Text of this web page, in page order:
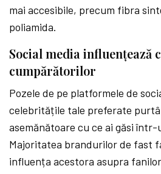
mai accesibile, precum fibra
poliamida.
Social media influențează
cumpărătorilor
Pozele de pe platformele de
celebritățile tale preferate
asemănătoare cu ce ai găsi într-
Majoritatea brandurilor de fast
influența acestora asupra